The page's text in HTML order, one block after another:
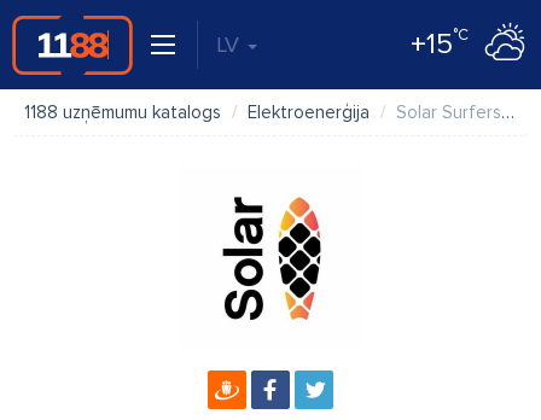
LV +15°C
1188 uzņēmumu katalogs Elektroenerģija Solar Surfers SIA